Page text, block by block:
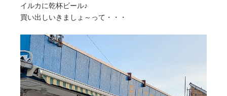
イルカに乾杯ビール♪
買い出しいきましょ～って・・・